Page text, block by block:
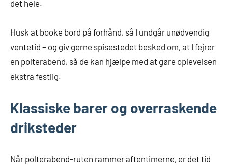
det hele.
Husk at booke bord på forhånd, så I undgår unødvendig
ventetid – og giv gerne spisestedet besked om, at I fejrer
en polterabend, så de kan hjælpe med at gøre oplevelsen
ekstra festlig.
Klassiske barer og overraskende
driksteder
Når polterabend-ruten rammer aftentimerne, er det tid